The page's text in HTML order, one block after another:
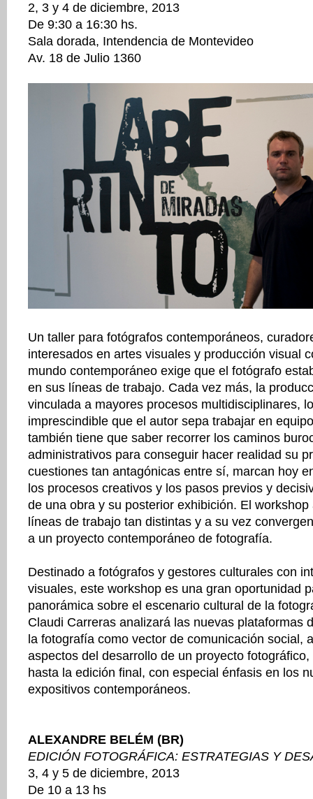
2, 3 y 4 de diciembre, 2013
De 9:30 a 16:30 hs.
Sala dorada, Intendencia de Montevideo
Av. 18 de Julio 1360
Un taller para fotógrafos contemporáneos,
interesados en artes visuales y producción visual
mundo contemporáneo exige que el fotógrafo
en sus líneas de trabajo. Cada vez más, la
vinculada a mayores procesos multidisciplinares,
imprescindible que el autor sepa trabajar en
también tiene que saber recorrer los caminos
administrativos para conseguir hacer realidad su
cuestiones tan antagónicas entre sí, marcan hoy
los procesos creativos y los pasos previos y
de una obra y su posterior exhibición. El
líneas de trabajo tan distintas y a su vez
a un proyecto contemporáneo de fotografía.
Destinado a fotógrafos y gestores culturales con
visuales, este workshop es una gran oportunidad
panorámica sobre el escenario cultural de la
Claudi Carreras analizará las nuevas plataformas
la fotografía como vector de comunicación social,
aspectos del desarrollo de un proyecto
hasta la edición final, con especial énfasis en los
expositivos contemporáneos.
ALEXANDRE BELÉM (BR)
EDICIÓN FOTOGRÁFICA: ESTRATEGIAS Y
3, 4 y 5 de diciembre, 2013
De 10 a 13 hs